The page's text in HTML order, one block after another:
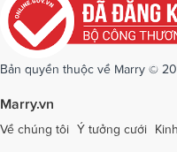
Dịch vụ cưới tại Quảng Ninh
Dịch vụ cưới tại Sóc Trăng
Dịch vụ cưới tại Thái Bình
Bản quyền thuộc về Marry ©
Marry.vn
Về chúng tôi Ý tưởng cưới